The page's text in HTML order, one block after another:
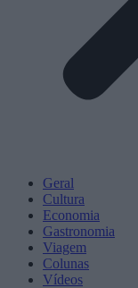
Geral
Cultura
Economia
Gastronomia
Viagem
Colunas
Vídeos